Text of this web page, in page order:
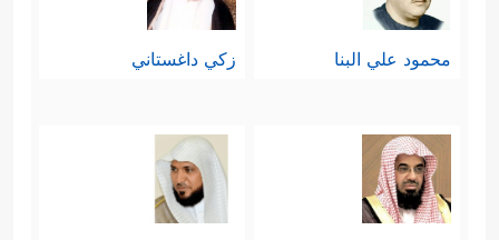
محمود علي البنا زكي داغستاني